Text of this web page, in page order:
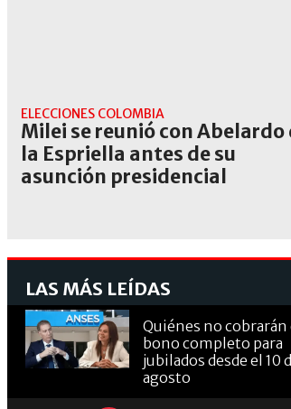
ELECCIONES COLOMBIA
Milei se reunió con Abelardo
la Espriella antes de su
asunción presidencial
LAS MÁS LEÍDAS
Quiénes no cobrarán
bono completo para
jubilados desde el 10
agosto